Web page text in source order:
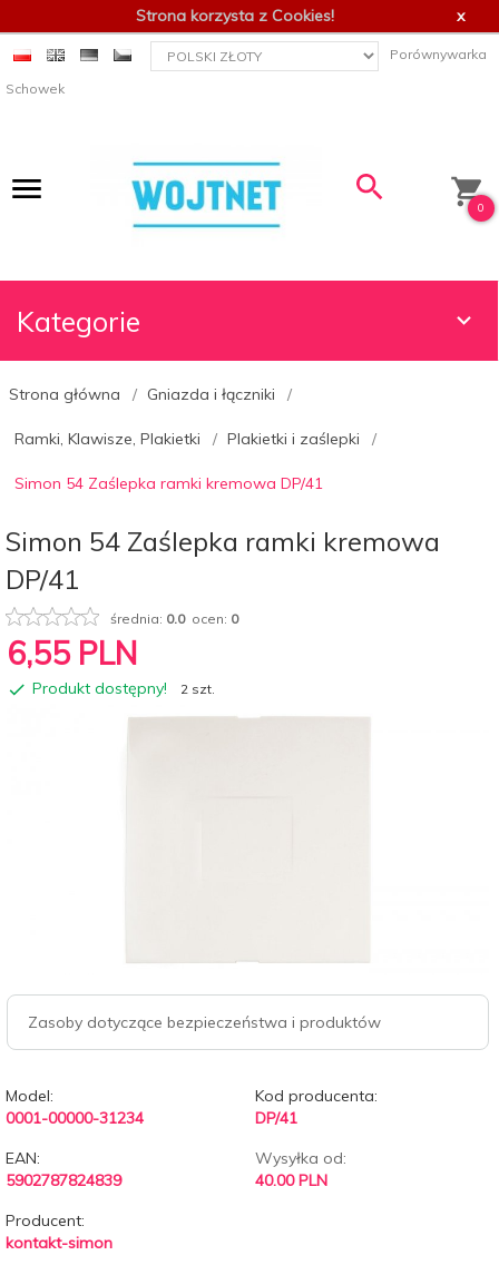
Strona korzysta z Cookies! x
currency_h Porównywarka
Schowek
0
Kategorie
Strona główna Gniazda i łączniki
Ramki, Klawisze, Plakietki Plakietki i zaślepki
Simon 54 Zaślepka ramki kremowa DP/41
Simon 54 Zaślepka ramki kremowa
DP/41
średnia: 0.0ocen: 0
6,55 PLN
Produkt dostępny! 2 szt.
Zasoby dotyczące bezpieczeństwa i produktów
Model:
0001-00000-31234
Kod producenta:
DP/41
EAN:
5902787824839
Wysyłka od:
40.00 PLN
Producent:
kontakt-simon